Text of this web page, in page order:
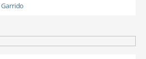
Garrido